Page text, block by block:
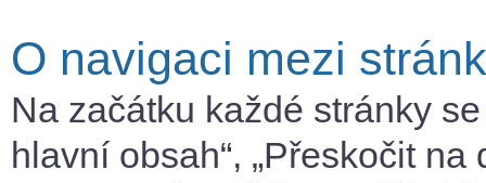
O navigaci mezi
Na začátku každé stránky
hlavní obsah“, „Přeskočit